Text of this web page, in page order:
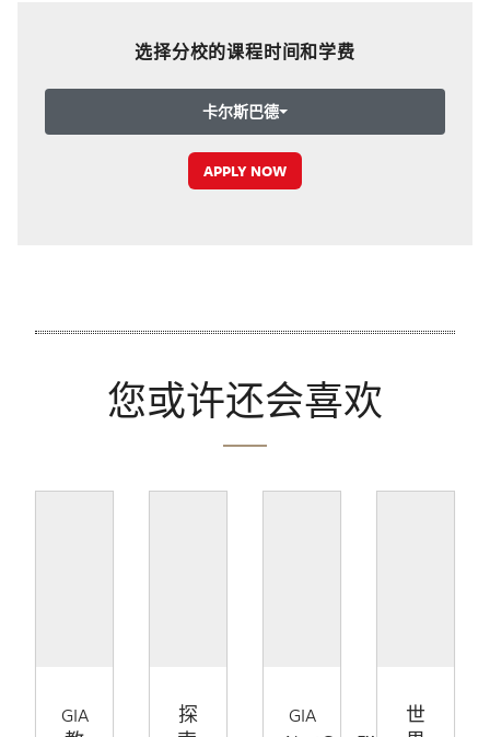
选择分校的课程时间和学费
卡尔斯巴德
APPLY NOW
您或许还会喜欢
GIA
探
GIA
世